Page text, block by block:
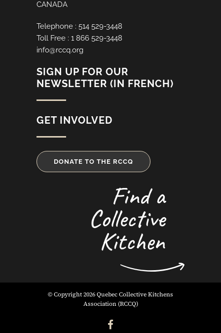
CANADA
Telephone : 514 529-3448
Toll Free : 1 866 529-3448
info@rccq.org
SIGN UP FOR OUR
NEWSLETTER (IN FRENCH)
GET INVOLVED
DONATE TO THE RCCQ
Find a
Collective
Kitchen
© Copyright 2026 Quebec Collective Kitchens
Association (RCCQ)